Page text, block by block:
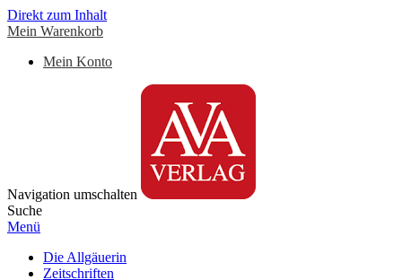
Direkt zum Inhalt
Mein Warenkorb
Mein Konto
Navigation umschalten
Suche
Menü
Die Allgäuerin
Zeitschriften